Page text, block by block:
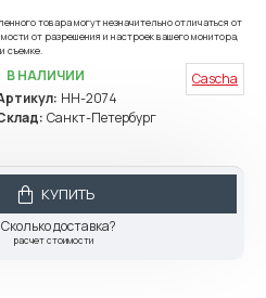
товара могут незначительно отличаться от
от разрешения и настроек вашего монитора,
съемке.
В НАЛИЧИИ
HH-2074
Санкт-Петербург
Cascha
КУПИТЬ
Сколько доставка?
расчет стоимости